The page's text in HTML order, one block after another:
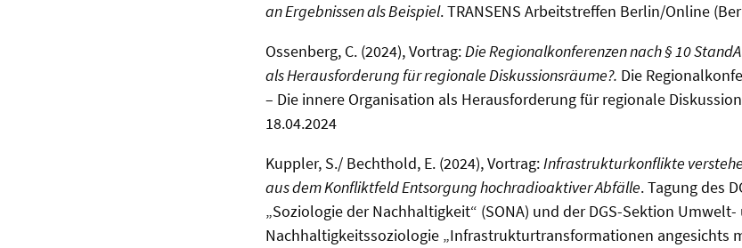
an Ergebnissen als Beispiel. TRANSENS Arbeitstreffen Berlin/Online
Ossenberg, C. (2024), Vortrag:Die Regionalkonferenzen nach § 10
als Herausforderung für regionale Diskussionsräume?. Die
– Die innere Organisation als Herausforderung für regionale
18.04.2024
Kuppler, S./ Bechthold, E. (2024), Vortrag:Infrastrukturkonflikte
aus dem Konfliktfeld Entsorgung hochradioaktiver Abfälle. Tagung des
„Soziologie der Nachhaltigkeit“ (SONA) und der DGS-Sektion Umwelt-
Nachhaltigkeitssoziologie „Infrastrukturtransformationen angesichts